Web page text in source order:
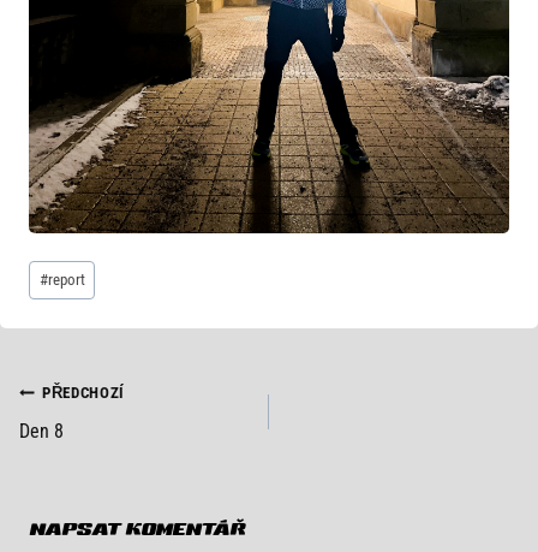
Štítky
příspěvků:
#report
NAVIGACE
PRO
PŘEDCHOZÍ
Den 8
NAPSAT KOMENTÁŘ